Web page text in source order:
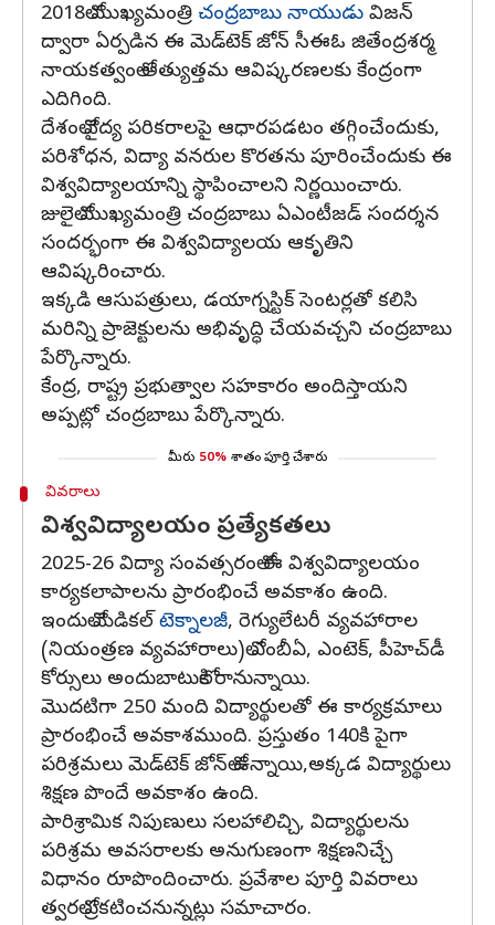
2018లో ముఖ్యమంత్రి చంద్రబాబు నాయుడు విజన్‌
ద్వారా ఏర్పడిన ఈ మెడ్‌టెక్‌ జోన్‌ సీఈఓ జితేంద్రశర్మ
నాయకత్వంలో అత్యుత్తమ ఆవిష్కరణలకు కేంద్రంగా
ఎదిగింది.
దేశంలో వైద్య పరికరాలపై ఆధారపడటం తగ్గించేందుకు,
పరిశోధన, విద్యా వనరుల కొరతను పూరించేందుకు ఈ
విశ్వవిద్యాలయాన్ని స్థాపించాలని నిర్ణయించారు.
జులైలో ముఖ్యమంత్రి చంద్రబాబు ఏఎంటీజడ్‌ సందర్శన
సందర్భంగా ఈ విశ్వవిద్యాలయ ఆకృతిని
ఆవిష్కరించారు.
ఇక్కడి ఆసుపత్రులు, డయాగ్నస్టిక్‌ సెంటర్లతో కలిసి
మరిన్ని ప్రాజెక్టులను అభివృద్ధి చేయవచ్చని చంద్రబాబు
పేర్కొన్నారు.
కేంద్ర, రాష్ట్ర ప్రభుత్వాల సహకారం అందిస్తాయని
అప్పట్లో చంద్రబాబు పేర్కొన్నారు.
మీరు 50% శాతం పూర్తి చేశారు
వివరాలు
విశ్వవిద్యాలయం ప్రత్యేకతలు
2025-26 విద్యా సంవత్సరంలో ఈ విశ్వవిద్యాలయం
కార్యకలాపాలను ప్రారంభించే అవకాశం ఉంది.
ఇందులో మెడికల్‌ టెక్నాలజీ, రెగ్యులేటరీ వ్యవహారాల
(నియంత్రణ వ్యవహారాలు)లో ఎంబీఏ, ఎంటెక్, పీహెచ్‌డీ
కోర్సులు అందుబాటులోకి రానున్నాయి.
మొదటిగా 250 మంది విద్యార్థులతో ఈ కార్యక్రమాలు
ప్రారంభించే అవకాశముంది. ప్రస్తుతం 140కి పైగా
పరిశ్రమలు మెడ్‌టెక్‌ జోన్‌లో ఉన్నాయి,అక్కడ విద్యార్థులు
శిక్షణ పొందే అవకాశం ఉంది.
పారిశ్రామిక నిపుణులు సలహాలిచ్చి, విద్యార్థులను
పరిశ్రమ అవసరాలకు అనుగుణంగా శిక్షణనిచ్చే
విధానం రూపొందించారు. ప్రవేశాల పూర్తి వివరాలు
త్వరలో ప్రకటించనున్నట్లు సమాచారం.